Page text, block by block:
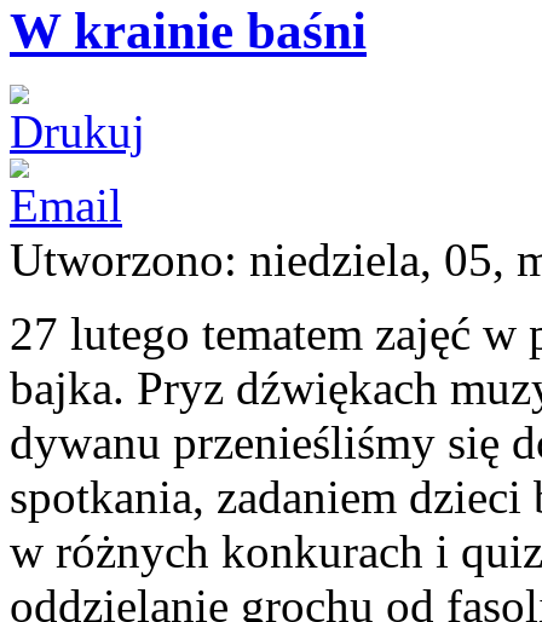
W krainie baśni
Utworzono: niedziela, 05,
27 lutego tematem zajęć w
bajka. Pryz dźwiękach
dywanu przenieśliśmy się
spotkania, zadaniem
w różnych konkurach i
oddzielanie grochu od